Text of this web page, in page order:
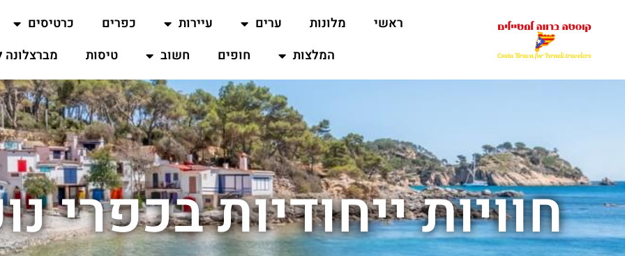
ראשי מלונות ערים עיירות כפרים כרטיסים
המלצות
חופים חשוב טיסות מברצלונה
חוויות ייחודיות